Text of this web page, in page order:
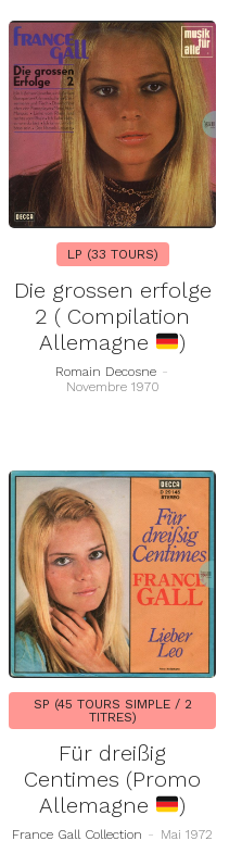
LP (33 TOURS)
Die grossen erfolge
2 ( Compilation
Allemagne
)
Romain Decosne -
Novembre 1970
SP (45 TOURS SIMPLE / 2
TITRES)
Für dreißig
Centimes (Promo
Allemagne
)
France Gall Collection - Mai 1972